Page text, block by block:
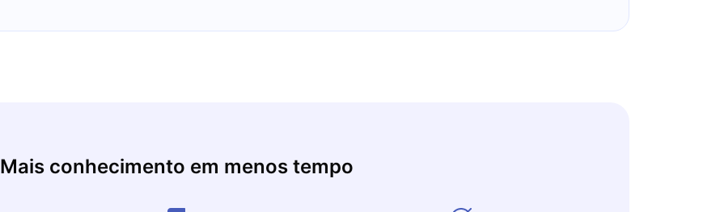
Mais conhecimento em menos tempo